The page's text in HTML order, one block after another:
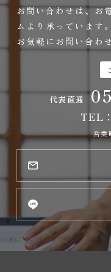
お問い合わせは、お
ムより承っています。
お気軽にお問い合わ
代表直通
TEL
営